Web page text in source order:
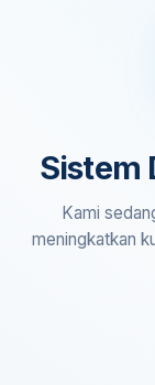
Sistem
Kami
meningkatkan